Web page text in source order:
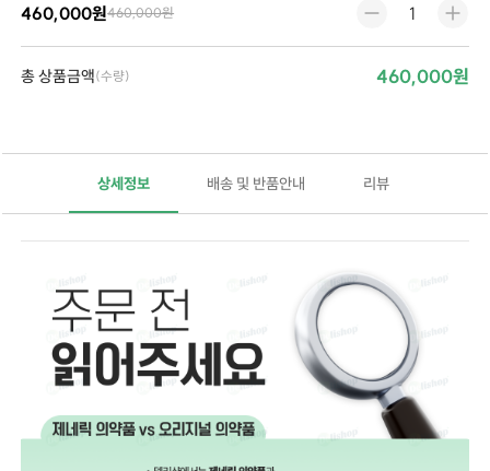
460,000원460,000원
총 상품금액(수량) 460,000원
상세정보 배송 및 반품안내 리뷰